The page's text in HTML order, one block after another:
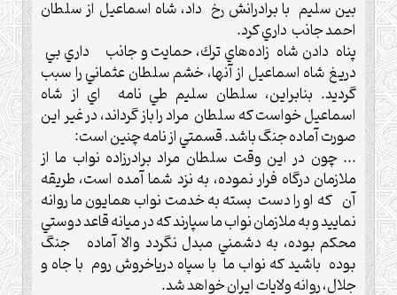
بين سليم با برادرانش رخ داد، شاه اسماعيل از سلطان
احمد جانب داري كرد.
پناه دادن شاه زاده‌هاي ترك، حمايت و جانب داري بي
دريغ شاه اسماعيل از آنها، خشم سلطان عثماني را سبب
گرديد.‌ بنابراين، سلطان سليم طي نامه اي از شاه
اسماعيل خواست كه سلطان مراد را باز گرداند، در غير اين
صورت آماده جنگ باشد. قسمتي از نامه چنين است:
.‌.‌.‌ چون در اين وقت سلطان مراد برادرزاده نواب ما از
ملازمان درگاه فرار نموده، به نزد شما آمده است، طريقه
آن كه او را دست بسته به خدمت نواب همايون ما روانه
نماييد و به ملازمان نواب ما سپارند كه در ميانه قاعد دوستي
محكم بوده، به دشمني مبدل نگردد والا آماده جنگ
بوده باشيد كه نواب ما با سپاه درياخروش روم با جاه و
جلال، روانه‌ ولايات ايران خواهد شد.‌